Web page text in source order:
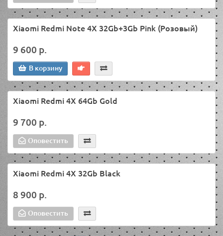
Xiaomi Redmi Note 4X 32Gb+3Gb Pink (Розовый)
9 600 р.
В корзину
Xiaomi Redmi 4X 64Gb Gold
9 700 р.
Оповестить
Xiaomi Redmi 4X 32Gb Black
8 900 р.
Оповестить